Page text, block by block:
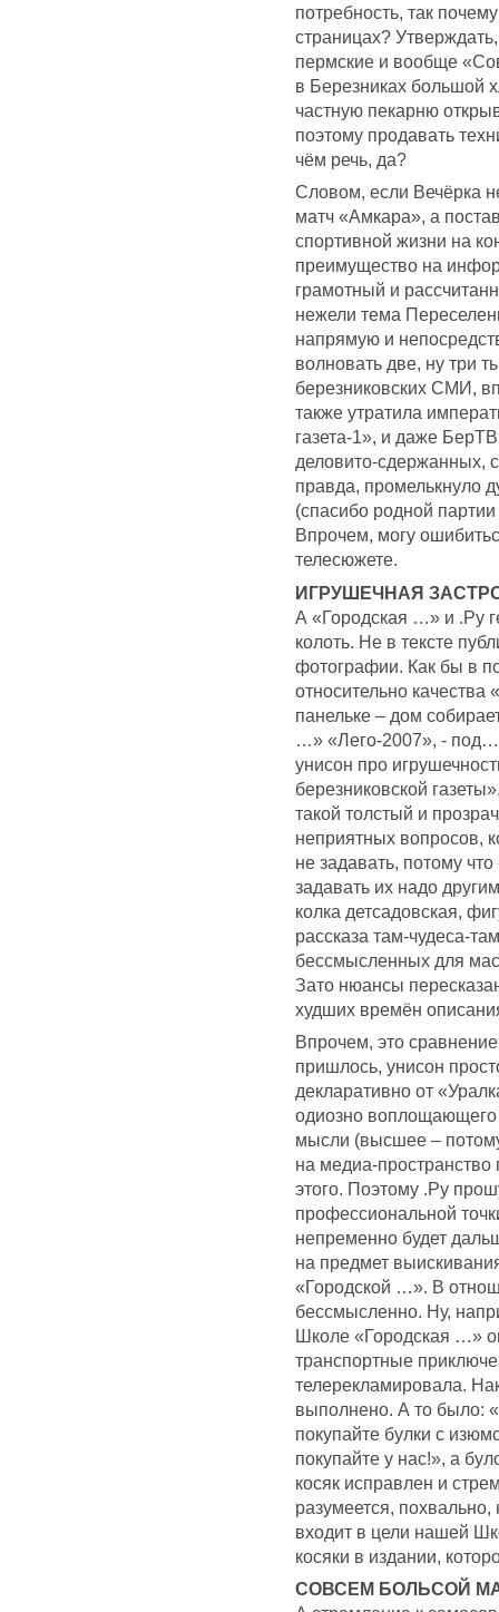
потребность, так
страницах?
пермские и вообще
в Березниках большой
частную пекарню
поэтому продавать
чём речь, да?
Словом, если Вечёрка
матч «Амкара», а
спортивной жизни на
преимущество на
грамотный и
нежели тема
напрямую и
волновать две, ну три
березниковских СМИ,
также утратила
газета-1», и даже
деловито-сдержанных,
правда, промелькнуло
(спасибо родной
Впрочем, могу
телесюжете.
ИГРУШЕЧНАЯ
А «Городская …» и .Ру
колоть. Не в тексте
фотографии. Как бы в
относительно качества
панельке – дом
…» «Лего-2007», -
унисон про
березниковской
такой толстый и
неприятных вопросов,
не задавать, потому
задавать их надо
колка детсадовская,
рассказа там-чудеса-
бессмысленных для
Зато нюансы
худших времён
Впрочем, это
пришлось, унисон
декларативно от
одиозно
мысли (высшее –
на медиа-
этого. Поэтому .Ру
профессиональной
непременно будет
на предмет
«Городской …». В
бессмысленно. Ну,
Школе «Городская …»
транспортные
телерекламировала.
выполнено. А то было:
покупайте булки с
покупайте у нас!», а
косяк исправлен и
разумеется,
входит в цели нашей
косяки в издании,
СОВСЕМ БОЛЬСОЙ